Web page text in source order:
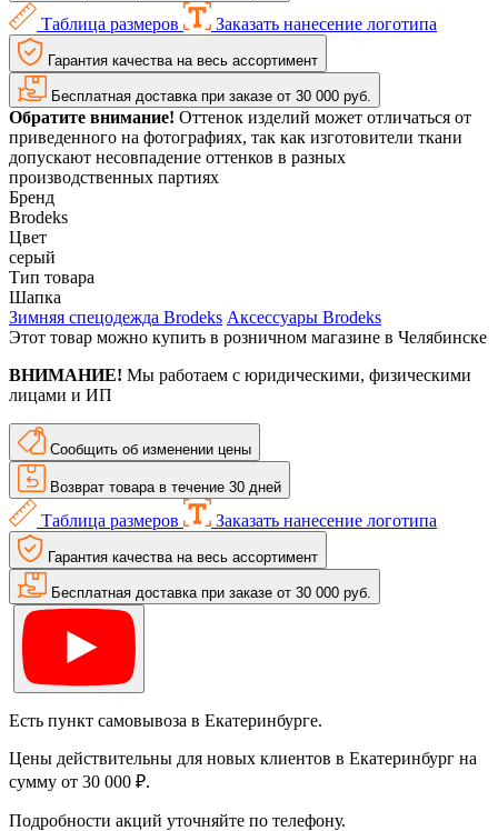
Таблица размеров Заказать нанесение логотипа
Гарантия качества на весь ассортимент
Бесплатная доставка при заказе от 30 000 руб.
Обратите внимание! Оттенок изделий может отличаться от
приведенного на фотографиях, так как изготовители ткани
допускают несовпадение оттенков в разных
производственных партиях
Бренд
Brodeks
Цвет
серый
Тип товара
Шапка
Зимняя спецодежда Brodeks Аксессуары Brodeks
Этот товар можно купить в розничном магазине в Челябинске
ВНИМАНИЕ! Мы работаем с юридическими, физическими
лицами и ИП
Сообщить об изменении цены
Возврат товара в течение 30 дней
Таблица размеров Заказать нанесение логотипа
Гарантия качества на весь ассортимент
Бесплатная доставка при заказе от 30 000 руб.
Есть пункт самовывоза в Екатеринбурге.
Цены действительны для новых клиентов в Екатеринбург на
сумму от 30 000 ₽.
Подробности акций уточняйте по телефону.